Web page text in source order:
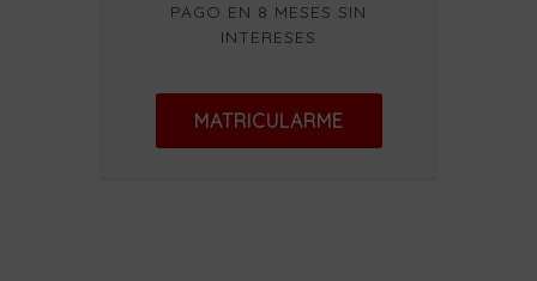
PAGO EN 8 MESES SIN
INTERESES
MATRICULARME